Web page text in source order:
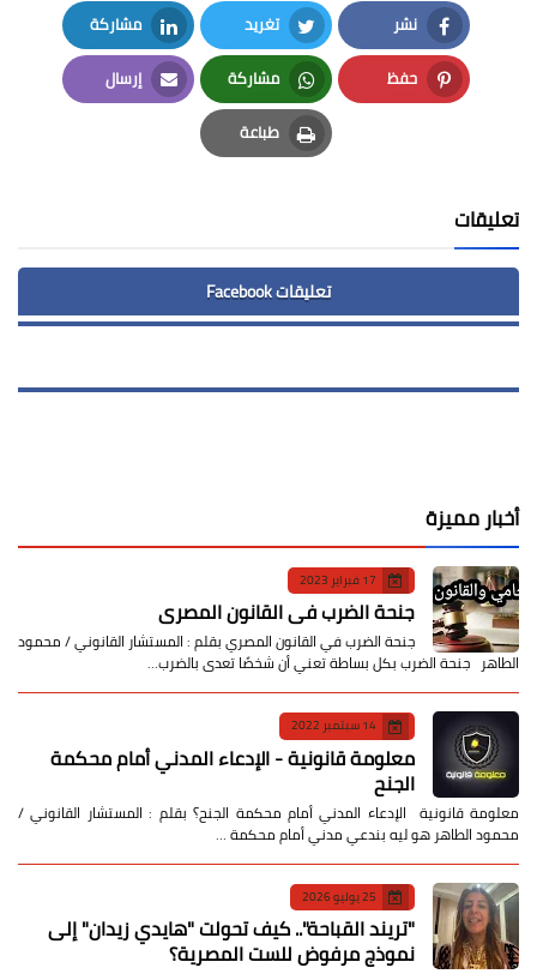
نشر
Facebook
تغريد
Twitter
مشاركة
LinkedIn
حفظ
Pinterest
مشاركة
Whatsapp
إرسال
Email
طباعة
Print
تعليقات
تعليقات Facebook
أخبار مميزة
17 فبراير 2023
جنحة الضرب في القانون المصري
جنحة الضرب في القانون المصري بقلم : المستشار القانوني / محمود
الطاهر جنحة الضرب بكل بساطة تعني أن شخصًا تعدى بالضرب…
14 سبتمبر 2022
معلومة قانونية - الإدعاء المدني أمام محكمة
الجنح
معلومة قانونية الإدعاء المدني أمام محكمة الجنح؟ بقلم : المستشار القانوني /
محمود الطاهر هو ليه بندعي مدني أمام محكمة …
25 يوليو 2026
​"تريند القباحة".. كيف تحولت "هايدي زيدان" إلى
نموذج مرفوض للست المصرية؟